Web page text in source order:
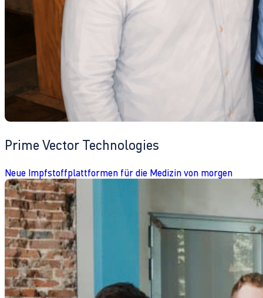
Prime Vector Technologies
Neue Impfstoffplattformen für die Medizin von morgen